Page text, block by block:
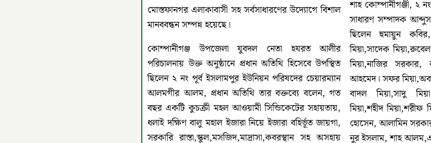
মোস্তফানগর এলাকাবাসী সহ সর্বসাধারণের উদ্যোগে বিশাল
মানববন্ধন সম্পন্ন হয়েছে।
কোম্পানীগঞ্জ উপজেলা যুবদল নেতা হযরত আলীর
পরিচালনায় উক্ত অনুষ্ঠানে প্রধান অতিথি হিসেবে উপস্থিত
ছিলেন ২ নং পূর্ব ইসলামপুর ইউনিয়ন পরিষদের চেয়ারম্যান
আলমগীর আলম, প্রধান অতিথি তার বক্তব্যে বলেন, গত
বছর একটি কুচক্রী মহল আওয়ামী সিন্ডিকেটের সহায়তায়,
ধলাই দক্ষিণ বালু মহাল ইজারা নিয়ে ইজারা বহির্ভূত জায়গা,
সরকারি রাস্তা,স্কুল,মসজিদ,মাদ্রাসা,কবরস্থান সহ অসহায়
শাহ কোম্পানীগঞ্জী, ২
সাধারণ সম্পাদক
ছিলেন হুমায়ুন
মিয়া,সাদেক মিয়া,রুবেল
মিয়া,নাজির সরকার,
আহমেদ। সফর
বাদল মিয়া,সাদু
মিয়া,শহীদ
হোসেন, আলামিন
নুর ইসলাম, শাহ